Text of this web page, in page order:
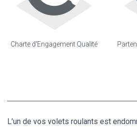
Charte d'Engagement Qualité
L’un de vos volets roulants est